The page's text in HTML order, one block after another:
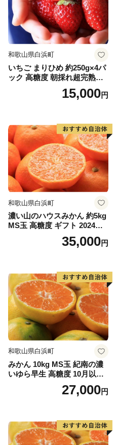
和歌山県白浜町
いちご まりひめ 約250g×4パ
ック 高糖度 朝採れ超完熟ま
りひめ 1月以降発送分
15,000円
和歌山県白浜町
濃い山のハウスみかん 約5kg
MS玉 高糖度 ギフト 2024年7
35,000円
和歌山県白浜町
みかん 10kg MS玉 紀南の濃
いゆら早生 高糖度 10月以降
発送 マルチ被覆栽培27,000円